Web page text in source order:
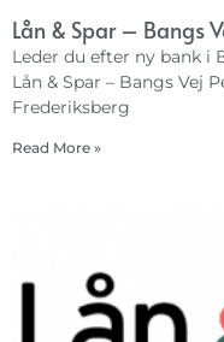
Lån & Spar – Bangs
Leder du efter ny bank i
Lån & Spar – Bangs Vej
Frederiksberg
Read More »